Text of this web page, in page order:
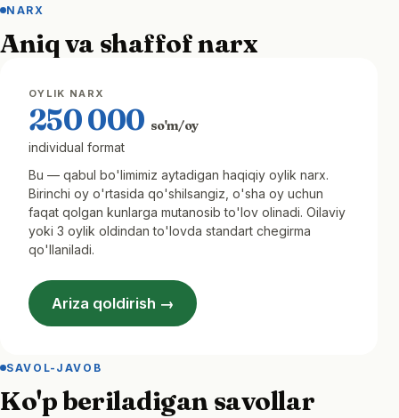
NARX
Aniq va shaffof narx
OYLIK NARX
250 000 so'm/oy
individual format
Bu — qabul bo'limimiz aytadigan haqiqiy oylik narx.
Birinchi oy o'rtasida qo'shilsangiz, o'sha oy uchun
faqat qolgan kunlarga mutanosib to'lov olinadi. Oilaviy
yoki 3 oylik oldindan to'lovda standart chegirma
qo'llaniladi.
Ariza qoldirish →
SAVOL-JAVOB
Ko'p beriladigan savollar